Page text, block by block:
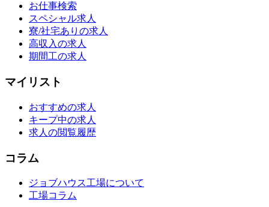
お仕事検索
スペシャル求人
寮/社宅ありの求人
高収入の求人
期間工の求人
マイリスト
おすすめの求人
キープ中の求人
求人の閲覧履歴
コラム
ジョブハウス工場について
工場コラム